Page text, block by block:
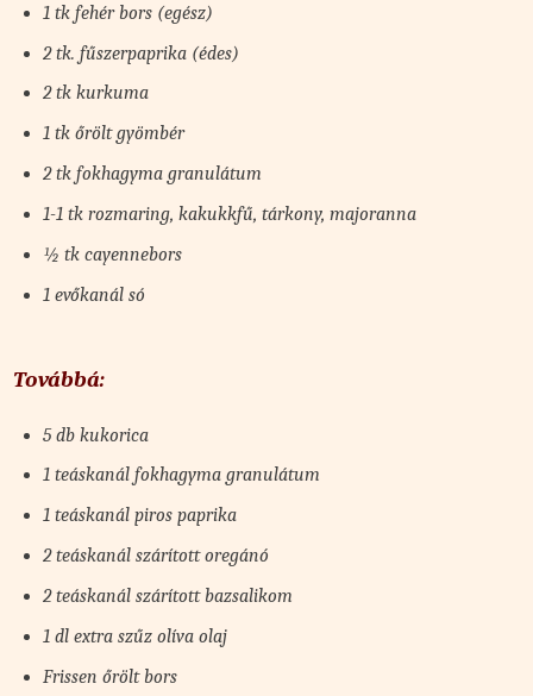
1 tk fehér bors (egész)
2 tk. fűszerpaprika (édes)
2 tk kurkuma
1 tk őrölt gyömbér
2 tk fokhagyma granulátum
1-1 tk rozmaring, kakukkfű, tárkony, majoranna
½ tk cayennebors
1 evőkanál só
Továbbá:
5 db kukorica
1 teáskanál fokhagyma granulátum
1 teáskanál piros paprika
2 teáskanál szárított oregánó
2 teáskanál szárított bazsalikom
1 dl extra szűz olíva olaj
Frissen őrölt bors